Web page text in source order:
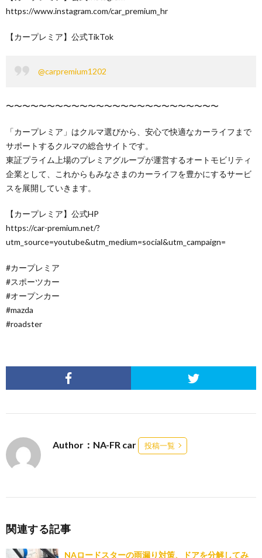
https://www.instagram.com/car_premium_hr
【カープレミア】公式TikTok
@carpremium1202
〜〜〜〜〜〜〜〜〜〜〜〜〜〜〜〜〜〜〜〜〜〜〜〜〜〜
「カープレミア」はクルマ選びから、安心で快適なカーライフまで
サポートするクルマの総合サイトです。
東証プライム上場のプレミアグループが運営するオートモビリティ
企業として、これからもみなさまのカーライフを豊かにするサービ
スを展開していきます。
【カープレミア】公式HP
https://car-premium.net/?
utm_source=youtube&utm_medium=social&utm_campaign=
#カープレミア
#スポーツカー
#オープンカー
#mazda
#roadster
Author：NA-FR car 投稿一覧
関連する記事
NAロードスターの雨漏り対策、ドアを分解してみ